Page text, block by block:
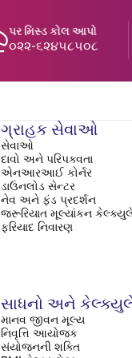
પર મિસ્ડ કોલ આપો
૦૨૨-૬૨૪૫૮૫૦૮
ગ્રાહક સેવાઓ
સેવાઓ
દાવો અને પરિપક્વતા
એનઆરઆઈ કોર્નર
ડાઉનલોડ સેન્ટર
નેવ અને ફંડ પ્રદર્શન
જરૂરિયાત મૂલ્યાંકન
ફરિયાદ નિવારણ
સાધનો અને
માનવ જીવન મૂલ્ય
નિવૃત્તિ આયોજક
સંયોજનની શક્તિ